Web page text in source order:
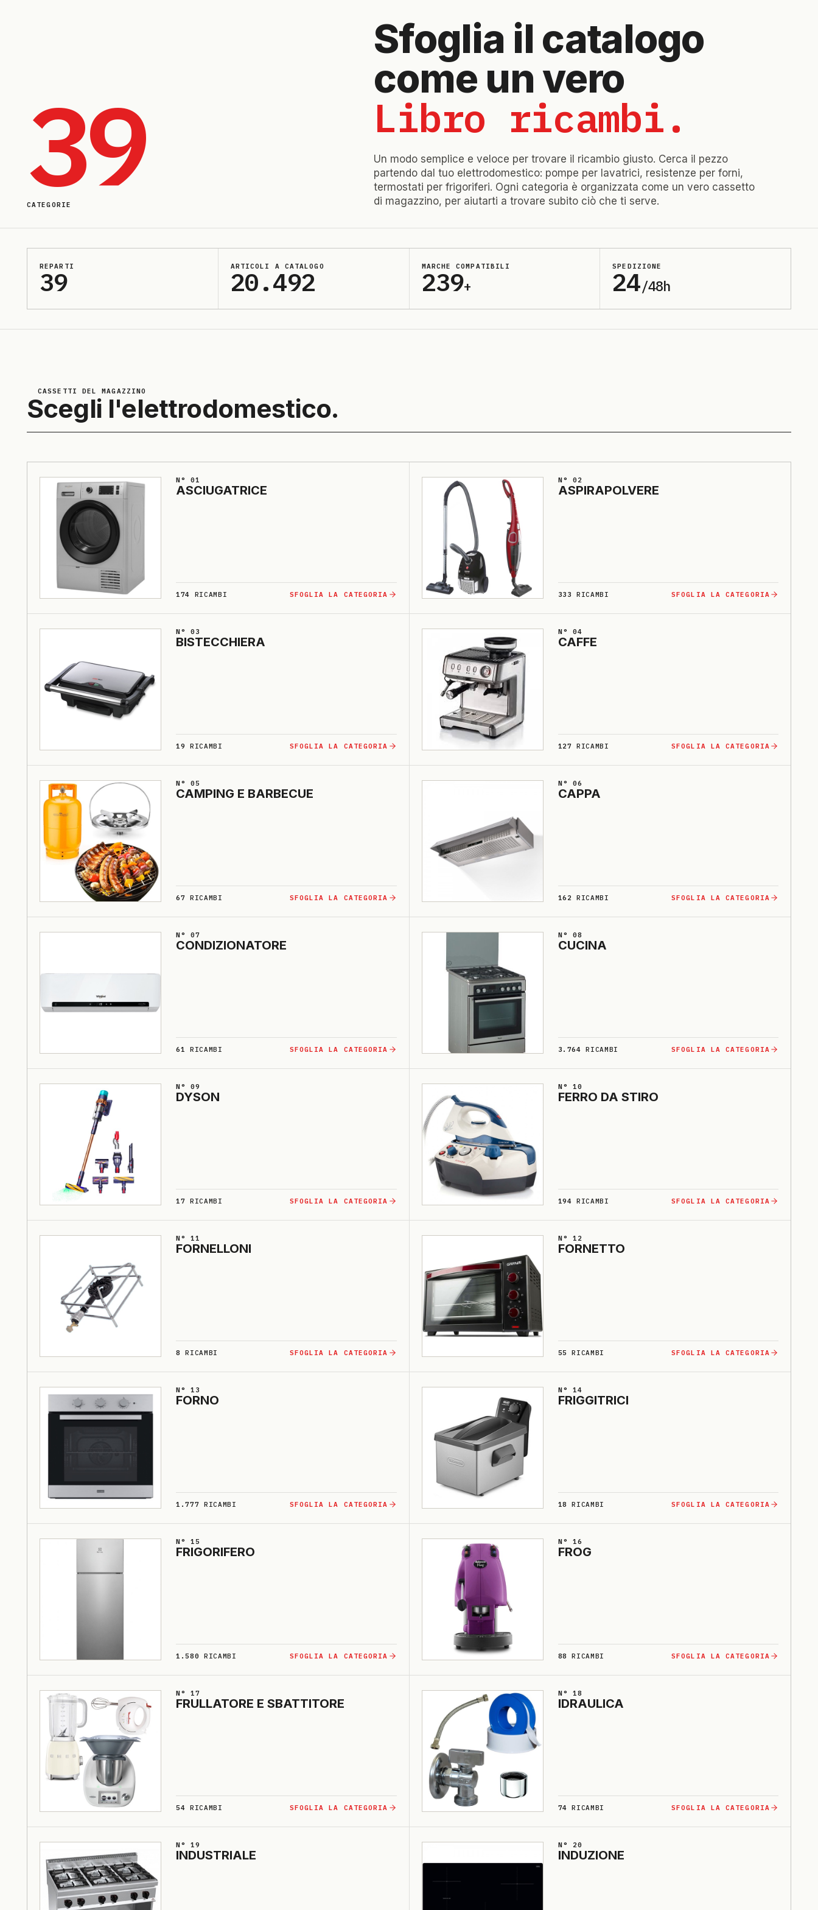
39
CATEGORIE
Sfoglia il catalogo
come un vero
Libro ricambi.
Un modo semplice e veloce per trovare il ricambio giusto. Cerca il pezzo
partendo dal tuo elettrodomestico: pompe per lavatrici, resistenze per forni,
termostati per frigoriferi. Ogni categoria è organizzata come un vero cassetto
di magazzino, per aiutarti a trovare subito ciò che ti serve.
REPARTI
39 ARTICOLI A CATALOGO
20.492 MARCHE COMPATIBILI
239+
SPEDIZIONE
24/48h
CASSETTI DEL MAGAZZINO
Scegli l'elettrodomestico.
N° 01
ASCIU­GA­TRI­CE
174 RICAMBI SFOGLIA LA CATEGORIA
N° 02
ASPI­RA­POLVE­RE
333 RICAMBI SFOGLIA LA CATEGORIA
N° 03
BISTECCHIE­RA
19 RICAMBI SFOGLIA LA CATEGORIA
N° 04
CAFFE
127 RICAMBI SFOGLIA LA CATEGORIA
N° 05
CAMPING E BARBE­CUE
67 RICAMBI SFOGLIA LA CATEGORIA
N° 06
CAPPA
162 RICAMBI SFOGLIA LA CATEGORIA
N° 07
CONDI­ZIO­NA­TO­RE
61 RICAMBI SFOGLIA LA CATEGORIA
N° 08
CU­CI­NA
3.764 RICAMBI SFOGLIA LA CATEGORIA
N° 09
DYSON
17 RICAMBI SFOGLIA LA CATEGORIA
N° 10
FERRO DA STI­RO
194 RICAMBI SFOGLIA LA CATEGORIA
N° 11
FORNELLO­NI
8 RICAMBI SFOGLIA LA CATEGORIA
N° 12
FORNETTO
55 RICAMBI SFOGLIA LA CATEGORIA
N° 13
FORNO
1.777 RICAMBI SFOGLIA LA CATEGORIA
N° 14
FRIGGI­TRI­CI
18 RICAMBI SFOGLIA LA CATEGORIA
N° 15
FRI­GO­RI­FE­RO
1.580 RICAMBI SFOGLIA LA CATEGORIA
N° 16
FROG
88 RICAMBI SFOGLIA LA CATEGORIA
N° 17
FRULLA­TO­RE E SBATTI­TO­RE
54 RICAMBI SFOGLIA LA CATEGORIA
N° 18
I­DRAU­LI­CA
74 RICAMBI SFOGLIA LA CATEGORIA
N° 19
INDUSTRIA­LE
N° 20
INDU­ZIO­NE